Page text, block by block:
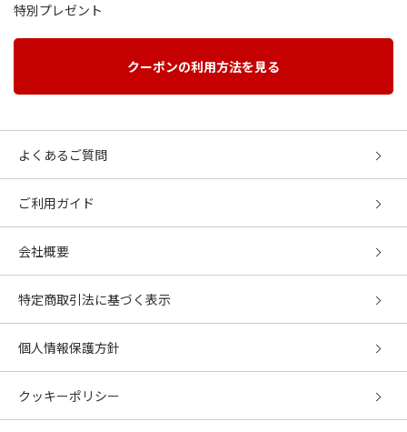
特別プレゼント
クーポンの利用方法を見る
よくあるご質問
ご利用ガイド
会社概要
特定商取引法に基づく表示
個人情報保護方針
クッキーポリシー